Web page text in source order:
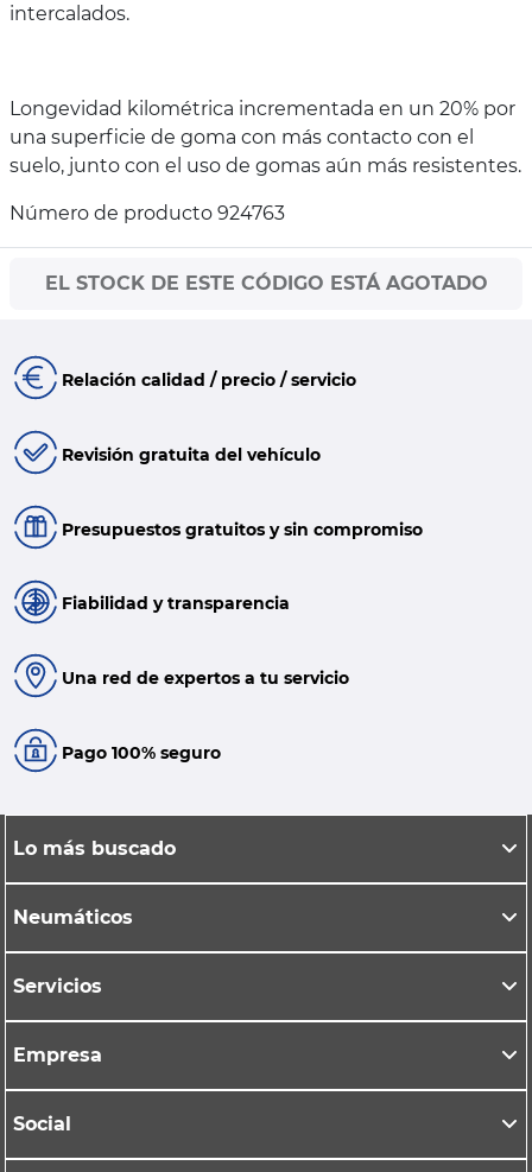
intercalados.
Longevidad kilométrica incrementada en un 20% por
una superficie de goma con más contacto con el
suelo, junto con el uso de gomas aún más resistentes.
Número de producto 924763
EL STOCK DE ESTE CÓDIGO ESTÁ AGOTADO
Relación calidad / precio / servicio
Revisión gratuita del vehículo
Presupuestos gratuitos y sin compromiso
Fiabilidad y transparencia
Una red de expertos a tu servicio
Pago 100% seguro
Lo más buscado
Neumáticos
Servicios
Empresa
Social